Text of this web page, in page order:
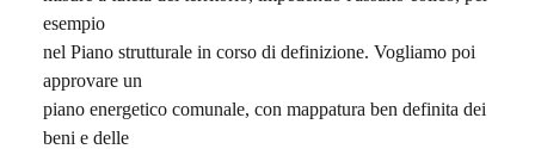
esempio
nel Piano strutturale in corso di definizione. Vogliamo poi
approvare un
piano energetico comunale, con mappatura ben definita dei
beni e delle